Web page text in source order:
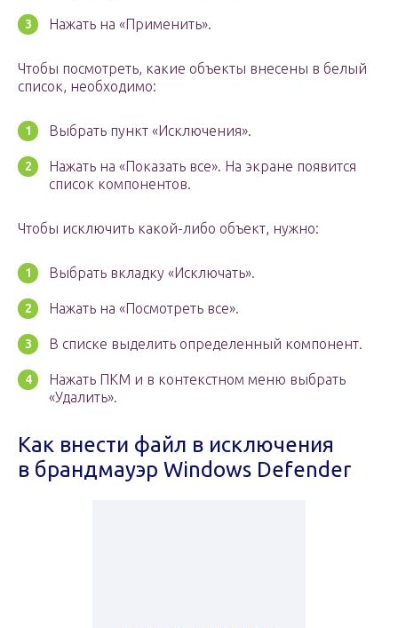
Нажать на «Применить».
Чтобы посмотреть, какие объекты внесены в белый
список, необходимо:
Выбрать пункт «Исключения».
Нажать на «Показать все». На экране появится
список компонентов.
Чтобы исключить какой-либо объект, нужно:
Выбрать вкладку «Исключать».
Нажать на «Посмотреть все».
В списке выделить определенный компонент.
Нажать ПКМ и в контекстном меню выбрать
«Удалить».
Как внести файл в исключения
в брандмауэр Windows Defender